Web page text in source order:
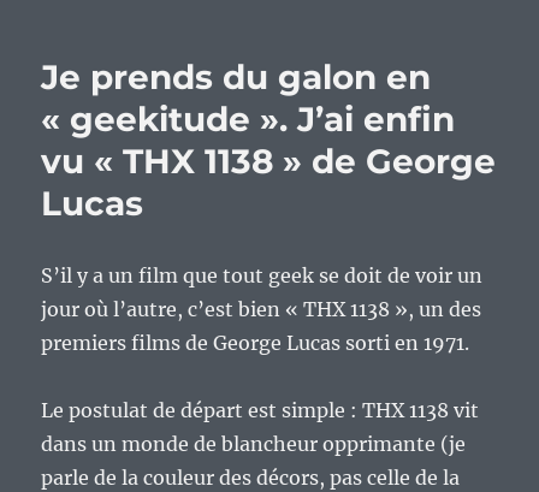
Je prends du galon en
« geekitude ». J’ai enfin
vu « THX 1138 » de George
Lucas
S’il y a un film que tout geek se doit de voir un
jour où l’autre, c’est bien « THX 1138 », un des
premiers films de George Lucas sorti en 1971.
Le postulat de départ est simple : THX 1138 vit
dans un monde de blancheur opprimante (je
parle de la couleur des décors, pas celle de la